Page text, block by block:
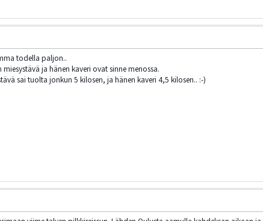
todella paljon..
ja hänen kaveri ovat sinne menossa.
sai tuolta jonkun 5 kilosen, ja hänen kaveri 4,5 kilosen.. :-)